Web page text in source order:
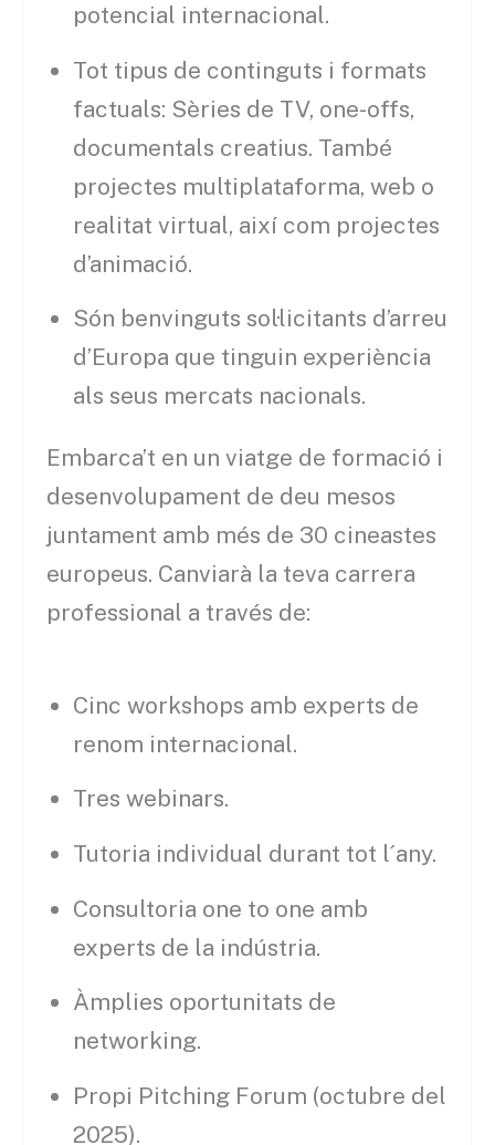
potencial internacional.
Tot tipus de continguts i formats
factuals: Sèries de TV, one-offs,
documentals creatius. També
projectes multiplataforma, web o
realitat virtual, així com projectes
d’animació.
Són benvinguts sol·licitants d’arreu
d’Europa que tinguin experiència
als seus mercats nacionals.
Embarca’t en un viatge de formació i
desenvolupament de deu mesos
juntament amb més de 30 cineastes
europeus. Canviarà la teva carrera
professional a través de:
Cinc workshops amb experts de
renom internacional.
Tres webinars.
Tutoria individual durant tot l´any.
Consultoria one to one amb
experts de la indústria.
Àmplies oportunitats de
networking.
Propi Pitching Forum (octubre del
2025).